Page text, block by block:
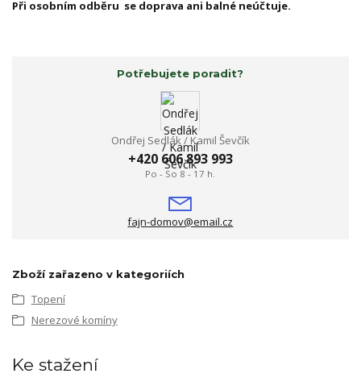
Při osobním odběru se doprava ani balné neúčtuje.
Potřebujete poradit?
Ondřej Sedlák / Kamil Ševčík
+420 606 893 993
Po - So 8 - 17 h.
fajn-domov@email.cz
Zboží zařazeno v kategoriích
Topení
Nerezové komíny
Ke stažení